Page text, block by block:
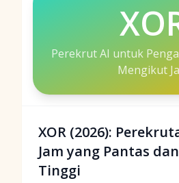
Perekrut AI untuk
Mengikut
XOR (2026):
Jam yang Pantas
Tinggi